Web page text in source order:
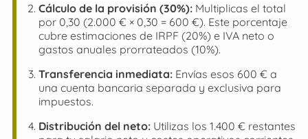
Cálculo de la provisión (30%):Multiplicas el total
por 0,30 (2.000 € × 0,30 = 600 €). Este porcentaje
cubre estimaciones de IRPF (20%) e IVA neto o
gastos anuales prorrateados (10%).
Transferencia inmediata:Envías esos 600 € a
una cuenta bancaria separada y exclusiva para
impuestos.
Distribución del neto:Utilizas los 1.400 € restantes